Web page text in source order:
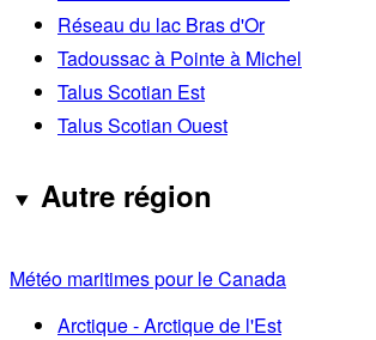
Réseau du lac Bras d'Or
Tadoussac à Pointe à Michel
Talus Scotian Est
Talus Scotian Ouest
Autre région
Météo maritimes pour le Canada
Arctique - Arctique de l'Est